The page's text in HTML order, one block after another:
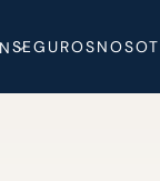
SEGUROS